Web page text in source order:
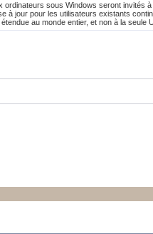
sous Windows seront invités
à jour pour les utilisateurs existants
au monde entier, et non à la seule